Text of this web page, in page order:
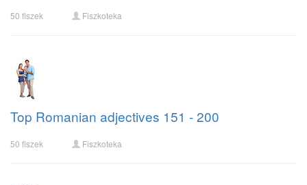
50 fiszek Fiszkoteka
Top Romanian adjectives 151 - 200
50 fiszek Fiszkoteka